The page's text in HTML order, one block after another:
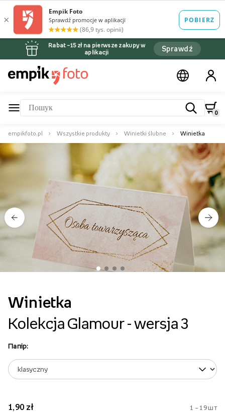
Rabat –15 zł na pierwsze zakupy w
aplikacji
Sprawdź
0
empikfoto.pl Wszystkie produkty Winietki ślubne Winietka
Winietka
Kolekcja Glamour - wersja 3
Папір:
1,90 zł 1 – 19 шт